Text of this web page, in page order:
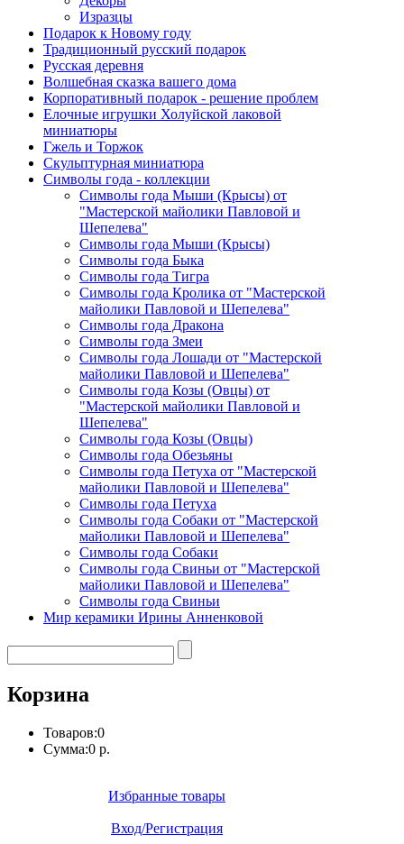
Изразцы
Подарок к Новому году
Традиционный русский подарок
Русская деревня
Волшебная сказка вашего дома
Корпоративный подарок - решение проблем
Елочные игрушки Холуйской лаковой
миниатюры
Гжель и Торжок
Скульптурная миниатюра
Символы года - коллекции
Символы года Мыши (Крысы) от
"Мастерской майолики Павловой и
Шепелева"
Символы года Мыши (Крысы)
Символы года Быка
Символы года Тигра
Символы года Кролика от "Мастерской
майолики Павловой и Шепелева"
Символы года Дракона
Символы года Змеи
Символы года Лошади от "Мастерской
майолики Павловой и Шепелева"
Символы года Козы (Овцы) от
"Мастерской майолики Павловой и
Шепелева"
Символы года Козы (Овцы)
Символы года Обезьяны
Символы года Петуха от "Мастерской
майолики Павловой и Шепелева"
Символы года Петуха
Символы года Собаки от "Мастерской
майолики Павловой и Шепелева"
Символы года Собаки
Символы года Свиньи от "Мастерской
майолики Павловой и Шепелева"
Символы года Свиньи
Мир керамики Ирины Анненковой
Корзина
Товаров:0
Сумма:0 р.
Избранные товары
Вход/Регистрация